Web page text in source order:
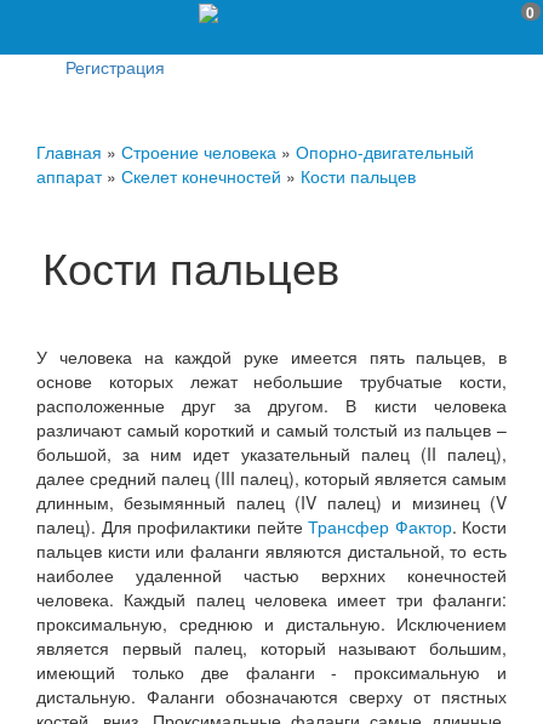
0
Регистрация
Главная » Строение человека » Опорно-двигательный
аппарат» Скелет конечностей » Кости пальцев
Кости пальцев
У человека на каждой руке имеется пять пальцев, в
основе которых лежат небольшие трубчатые кости,
расположенные друг за другом. В кисти человека
различают самый короткий и самый толстый из пальцев –
большой, за ним идет указательный палец (II палец),
далее средний палец (III палец), который является самым
длинным, безымянный палец (IV палец) и мизинец (V
палец). Для профилактики пейте Трансфер Фактор. Кости
пальцев кисти или фаланги являются дистальной, то есть
наиболее удаленной частью верхних конечностей
человека. Каждый палец человека имеет три фаланги:
проксимальную, среднюю и дистальную. Исключением
является первый палец, который называют большим,
имеющий только две фаланги - проксимальную и
дистальную. Фаланги обозначаются сверху от пястных